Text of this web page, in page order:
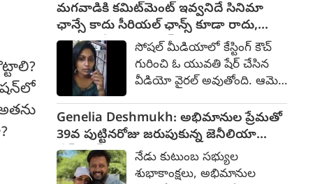
పాత్రను తను పోషిస్తున్నాడు.
ప్రభాస్ కు తల్లిదండ్రులుగా మిథున్
చక్రవర్తి, జయప్రద నటిస్తున్నారు.
ఏళ్ల వయసులో కన్నుమూసిన
ఆయనకు తుది
నివాళులర్పించేందుకు సినీ
రంగానికి చెందిన పలువురు
ప్రముఖులు హాజరయ్యారు. :
అమీర్ ఖాన్, దర్శకుడు అశుతోష్
గోవారికర్ నివాళులర్పించారు.
ప్రదీప్ రావత్ కుటుంబ సభ్యులు,
ప్రముఖులు హాజరయ్యారు.
మగవాడికి కమిట్‌మెంట్ ఇవ్వనిదే సినిమా
ఛాన్సే కాదు సీరియల్ ఛాన్స్ కూడా రాదు,
యువతి వీడియో వైరల్సోషల్ మీడియాలో కేస్టింగ్ కౌచ్
గురించి ఓ యువతి షేర్ చేసిన
వీడియో వైరల్ అవుతోంది. ఆమె
నేనేదో సోషల్ మీడియాలో
వీడియోలు పెడుతుంటాను. ఆ
వీడియోలు చూసి సినిమా ఆఫర్
వుందని ఓ సినిమా కంపెనీవాళ్లు
Genelia Deshmukh: అభిమానుల ప్రేమతో
39వ పుట్టినరోజు జరుపుకున్న జెనీలియా
దేశ్‌ముఖ్
నేడు కుటుంబ సభ్యుల
శుభాకాంక్షలు, అభిమానుల